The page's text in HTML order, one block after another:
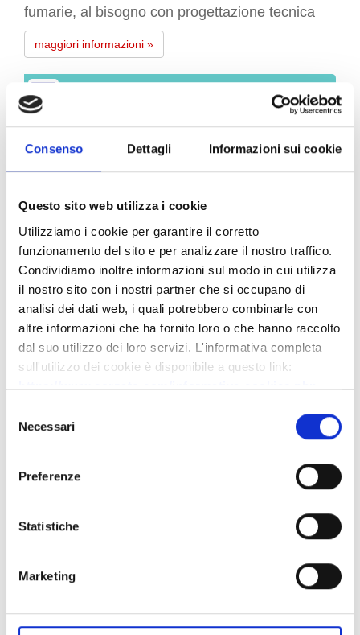
Consenso Dettagli Informazioni sui cookie
Questo sito web utilizza i cookie
Utilizziamo i cookie per garantire il corretto
funzionamento del sito e per analizzare il nostro traffico.
Condividiamo inoltre informazioni sul modo in cui utilizza
il nostro sito con i nostri partner che si occupano di
analisi dei dati web, i quali potrebbero combinarle con
altre informazioni che ha fornito loro o che hanno raccolto
dal suo utilizzo dei loro servizi. L'informativa completa
sull'utilizzo dei cookie è disponibile a questo link:
https://www.sorzato.com/informativa-cookies.php.
delNecessari
Preferenze
Statistiche
Marketing
fumarie, al bisogno con progettazione tecnica
maggiori informazioni »
utilizzando materiali d’avanguardia, per nuove
normative vigenti. Operiamo la parziale o
completa ristrutturazione di bagni
Siamo abilitati alla realizzazione di impianti gas
di qualsiasi specie in base alle normative vigenti.
Eseguiamoprove di tenuta su impianti gas e su
canne fumarie. Impresa abilitata come da
Decreto 22/01/2008 n. 37 alle LETTERE C – D –
maggiori informazioni »
Energie alternative
La nostra impresa è stata tra le prime a formarsi
funzionanti con energie alternative o rinnovabili.